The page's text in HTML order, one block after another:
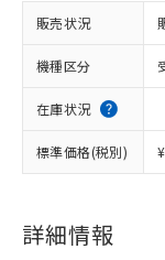
販売状況
機種区分
在庫状況
標準価格(税別)
詳細情報